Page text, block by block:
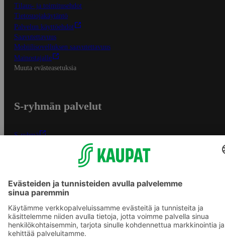
Tilaus- ja toimitusehdot
Tietosuojakäytäntö
Palvelun käyttöehdot
Saavutettavuus
Mobiilisovelluksen saavutettavuus
Mainostajalle
Muuta evästeasetuksia
S-ryhmän palvelut
S-ryhmä
Yhteishyvä Ruoka -sovellus
Prisma.fi
Sokos.fi
Yhteishyvä
Sokos Hotels
Raflaamo